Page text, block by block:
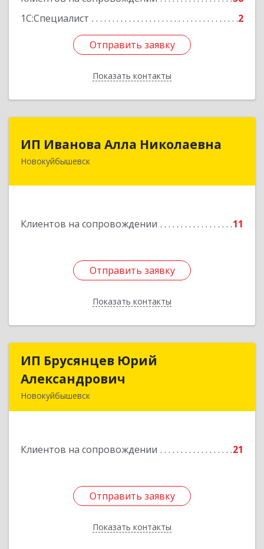
1С:Специалист
2
Отправить заявку
Показать контакты
Отправить заявку
Назад
ИП Иванова Алла Николаевна
Новокуйбышевск
Клиентов на сопровождении 11
Отправить заявку
Показать контакты
Отправить заявку
Назад
ИП Брусянцев Юрий
Александрович
Новокуйбышевск
Клиентов на сопровождении 21
Отправить заявку
Показать контакты
ИП Брусянцев Юрий
Подробнее
Отправить заявку
Назад